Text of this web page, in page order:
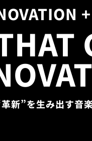
新”を生み出す音楽